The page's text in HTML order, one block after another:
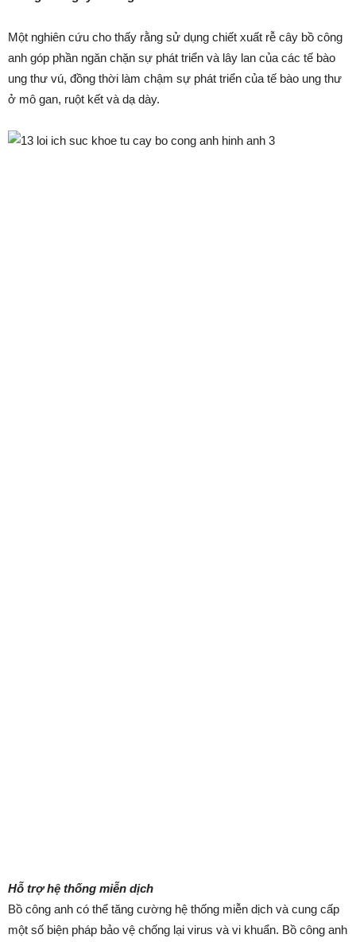
Một nghiên cứu cho thấy rằng sử dụng chiết xuất rễ cây bồ công
anh góp phần ngăn chặn sự phát triển và lây lan của các tế bào
ung thư vú, đồng thời làm chậm sự phát triển của tế bào ung thư
ở mô gan, ruột kết và dạ dày.
Hỗ trợ hệ thống miễn dịch
Bồ công anh có thể tăng cường hệ thống miễn dịch và cung cấp
một số biện pháp bảo vệ chống lại virus và vi khuẩn. Bồ công anh